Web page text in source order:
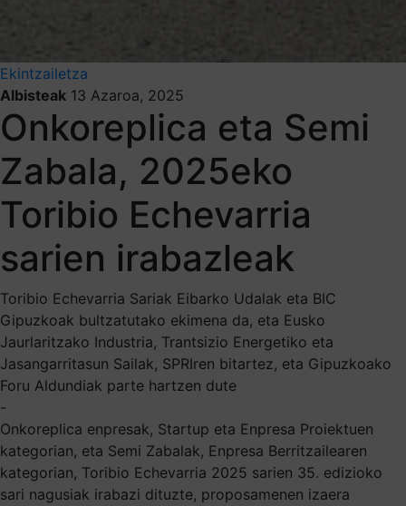
Ekintzailetza
Albisteak 13 Azaroa, 2025
Onkoreplica eta Semi
Zabala, 2025eko
Toribio Echevarria
sarien irabazleak
Toribio Echevarria Sariak Eibarko Udalak eta BIC
Gipuzkoak bultzatutako ekimena da, eta Eusko
Jaurlaritzako Industria, Trantsizio Energetiko eta
Jasangarritasun Sailak, SPRIren bitartez, eta Gipuzkoako
Foru Aldundiak parte hartzen dute
-
Onkoreplica enpresak, Startup eta Enpresa Proiektuen
kategorian, eta Semi Zabalak, Enpresa Berritzailearen
kategorian, Toribio Echevarria 2025 sarien 35. edizioko
sari nagusiak irabazi dituzte, proposamenen izaera